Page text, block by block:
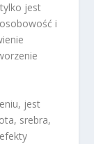
jest
i
jest
srebra,